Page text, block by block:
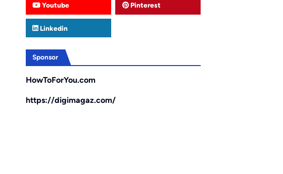
Youtube Pinterest
Linkedin
Sponsor
HowToForYou.com
https://digimagaz.com/